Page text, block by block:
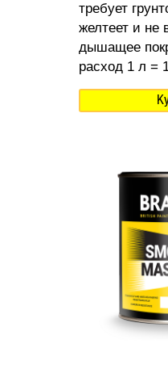
требует
желтеет и не
дышащее
расход 1 л =